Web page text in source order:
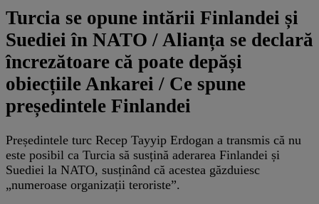
Turcia se opune intării Finlandei și
Suediei în NATO / Alianța se declară
încrezătoare că poate depăși
obiecțiile Ankarei / Ce spune
președintele Finlandei
Președintele turc Recep Tayyip Erdogan a transmis că nu
este posibil ca Turcia să susțină aderarea Finlandei și
Suediei la NATO, susținând că acestea găzduiesc
„numeroase organizații teroriste”.